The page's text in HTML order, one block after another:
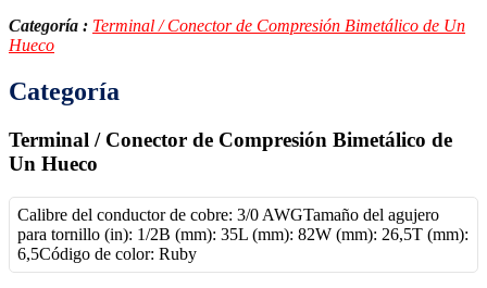
Categoría : Terminal / Conector de Compresión Bimetálico de Un
Hueco
Categoría
Terminal / Conector de Compresión Bimetálico de
Un Hueco
Calibre del conductor de cobre: 3/0 AWGTamaño del agujero
para tornillo (in): 1/2B (mm): 35L (mm): 82W (mm): 26,5T (mm):
6,5Código de color: Ruby